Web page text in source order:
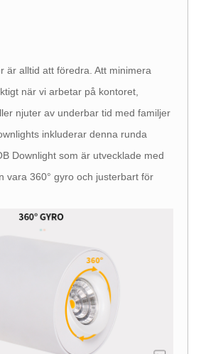
är alltid att föredra. Att minimera
när vi arbetar på kontoret,
njuter av underbar tid med familjer
inkluderar denna runda
Downlight som är utvecklade med
vara 360° gyro och justerbart för